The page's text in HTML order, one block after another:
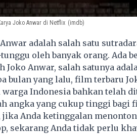
Joko Anwar di Netflix (imdb)
Anwar adalah salah satu
oleh banyak orang. Ada
Joko Anwar, salah satunya
bulan yang lalu, film terbaru
Indonesia bahkan telah
angka yang cukup tinggi bagi
jika Anda ketinggalan
sekarang Anda tidak perlu